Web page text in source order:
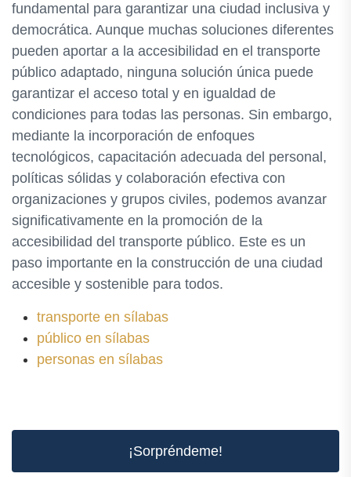
fundamental para garantizar una ciudad inclusiva y
democrática. Aunque muchas soluciones diferentes
pueden aportar a la accesibilidad en el transporte
público adaptado, ninguna solución única puede
garantizar el acceso total y en igualdad de
condiciones para todas las personas. Sin embargo,
mediante la incorporación de enfoques
tecnológicos, capacitación adecuada del personal,
políticas sólidas y colaboración efectiva con
organizaciones y grupos civiles, podemos avanzar
significativamente en la promoción de la
accesibilidad del transporte público. Este es un
paso importante en la construcción de una ciudad
accesible y sostenible para todos.
transporte en sílabas
público en sílabas
personas en sílabas
¡Sorpréndeme!